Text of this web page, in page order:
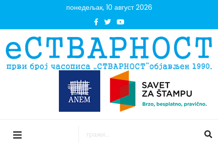
понедељак, 10 август 2026